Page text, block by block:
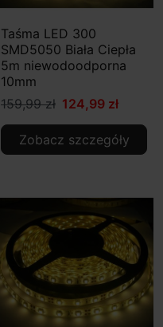
Taśma LED 300
SMD5050 Biała Ciepła
5m niewodoodporna
10mm
159,99 zł 124,99 zł
Zobacz szczegóły